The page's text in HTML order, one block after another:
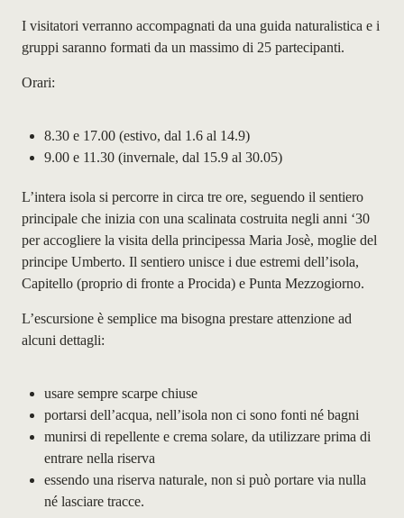
I visitatori verranno accompagnati da una guida naturalistica e i
gruppi saranno formati da un massimo di 25 partecipanti.
Orari:
8.30 e 17.00 (estivo, dal 1.6 al 14.9)
9.00 e 11.30 (invernale, dal 15.9 al 30.05)
L’intera isola si percorre in circa tre ore, seguendo il sentiero
principale che inizia con una scalinata costruita negli anni ‘30
per accogliere la visita della principessa Maria Josè, moglie del
principe Umberto. Il sentiero unisce i due estremi dell’isola,
Capitello (proprio di fronte a Procida) e Punta Mezzogiorno.
L’escursione è semplice ma bisogna prestare attenzione ad
alcuni dettagli:
usare sempre scarpe chiuse
portarsi dell’acqua, nell’isola non ci sono fonti né bagni
munirsi di repellente e crema solare, da utilizzare prima di
entrare nella riserva
essendo una riserva naturale, non si può portare via nulla
né lasciare tracce.